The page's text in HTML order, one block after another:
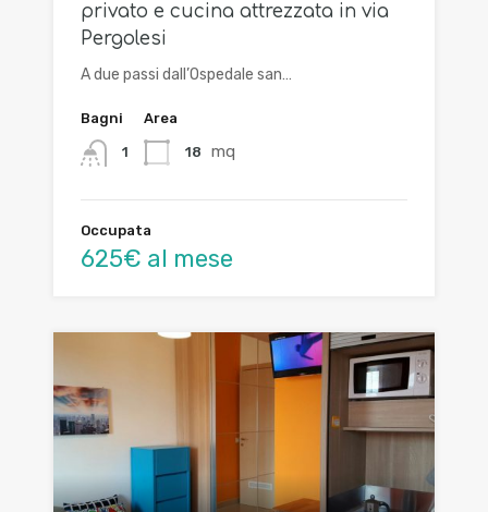
privato e cucina attrezzata in via
Pergolesi
A due passi dall’Ospedale san…
Bagni
1
Area
18 mq
Occupata
625€ al mese